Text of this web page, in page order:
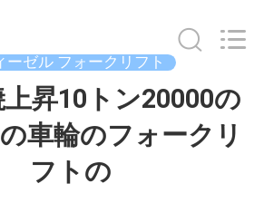
ーゼル フォークリフト
昇10トン20000の
車輪のフォークリ
フトの